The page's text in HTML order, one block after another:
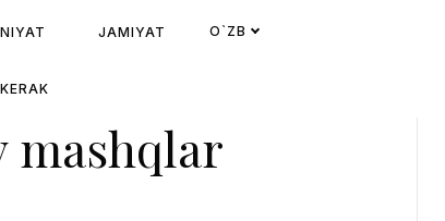
JAMIYAT O`ZB
mashqlar